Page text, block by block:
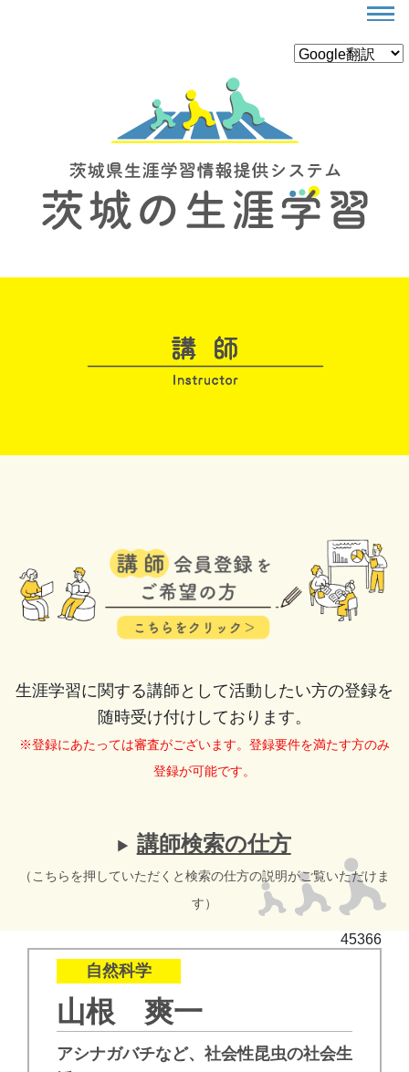
生涯学習に関する講師として活動したい方の登録を
随時受け付けしております。
※登録にあたっては審査がございます。登録要件を満たす方のみ
登録が可能です。
講師検索の仕方
（こちらを押していただくと検索の仕方の説明がご覧いただけま
す）
45366
自然科学
山根 爽一
アシナガバチなど、社会性昆虫の社会生